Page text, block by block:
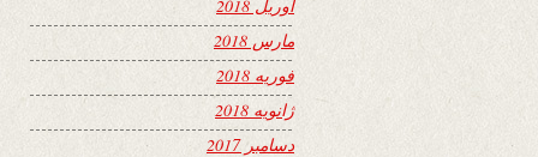
آوریل 2018
مارس 2018
فوریه 2018
ژانویه 2018
دسامبر 2017